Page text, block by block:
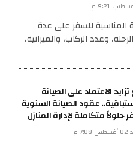
للسفر على عدة
الركاب، والميزانية،
على الصيانة
عقود الصيانة السنوية
لإدارة المنازل